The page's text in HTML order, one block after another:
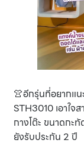
👚อีกรุ่นที่อยากแน
STH3010 เอาใจ
กางโต๊ะ ขนาดกะ
ยังรับประกัน 2 ปี